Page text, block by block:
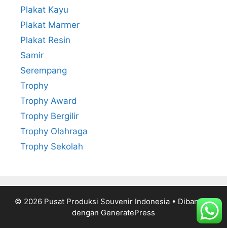
Plakat Kayu
Plakat Marmer
Plakat Resin
Samir
Serempang
Trophy
Trophy Award
Trophy Bergilir
Trophy Olahraga
Trophy Sekolah
© 2026 Pusat Produksi Souvenir Indonesia • Dibangun
dengan GeneratePress